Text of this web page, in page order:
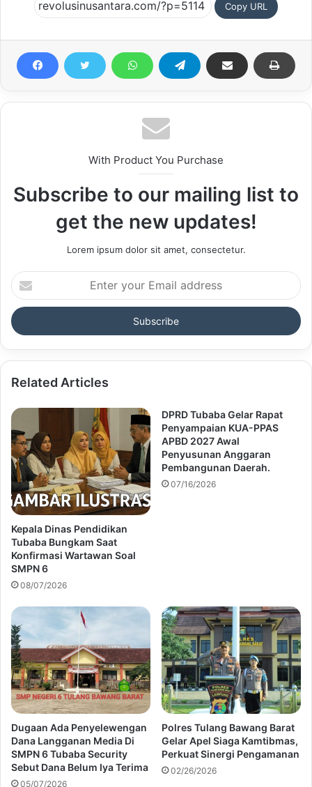
Copy URL
With Product You Purchase
Subscribe to our mailing list to
get the new updates!
Lorem ipsum dolor sit amet, consectetur.
Enter
your
Email
address
Related Articles
Kepala Dinas Pendidikan
Tubaba Bungkam Saat
Konfirmasi Wartawan Soal
SMPN 6
08/07/2026
DPRD Tubaba Gelar Rapat
Penyampaian KUA-PPAS
APBD 2027 Awal
Penyusunan Anggaran
Pembangunan Daerah.
07/16/2026
Dugaan Ada Penyelewengan
Dana Langganan Media Di
SMPN 6 Tubaba Security
Sebut Dana Belum Iya Terima
05/07/2026
Polres Tulang Bawang Barat
Gelar Apel Siaga Kamtibmas,
Perkuat Sinergi Pengamanan
02/26/2026